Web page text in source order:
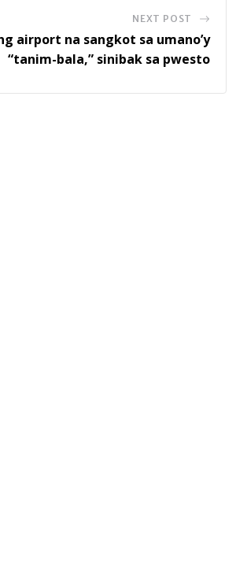
NEXT POST
airport na sangkot sa umano’y
“tanim-bala,” sinibak sa pwesto